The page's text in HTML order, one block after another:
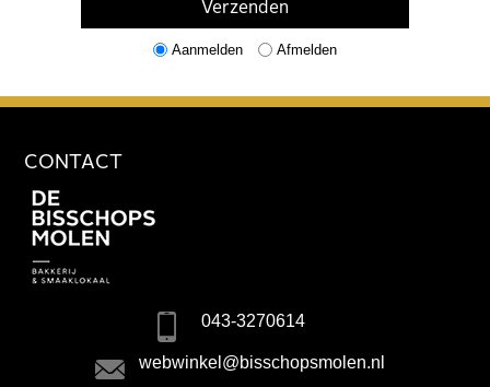
Aanmelden Afmelden
CONTACT
043-3270614
webwinkel@bisschopsmolen.nl